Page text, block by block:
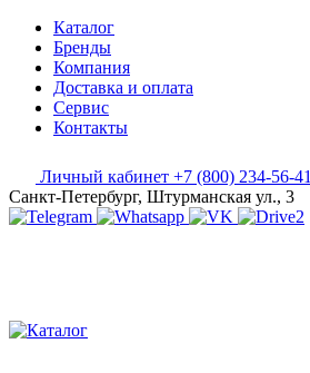
Каталог
Бренды
Компания
Доставка и оплата
Сервис
Контакты
Личный кабинет +7 (800) 234-56-41
Санкт-Петербург, Штурманская ул., 3